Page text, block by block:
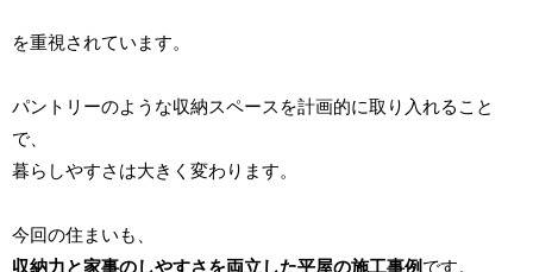
を重視されています。
パントリーのような収納スペースを計画的に取り入れること
で、
暮らしやすさは大きく変わります。
今回の住まいも、
収納力と家事のしやすさを両立した平屋の施工事例です。